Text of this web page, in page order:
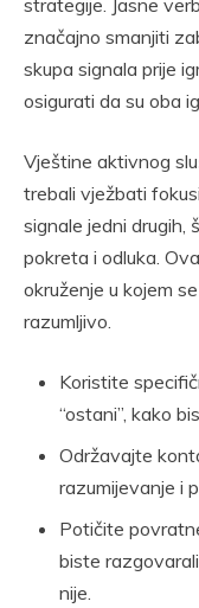
strategije. Jasne
značajno smanjiti
skupa signala prije
osigurati da su oba
Vještine aktivnog
trebali vježbati
signale jedni drugih,
pokreta i odluka.
okruženje u kojem
razumljivo.
Koristite
“ostani”, kako
Održavajte
razumijevanje i
Potičite
biste
nije.